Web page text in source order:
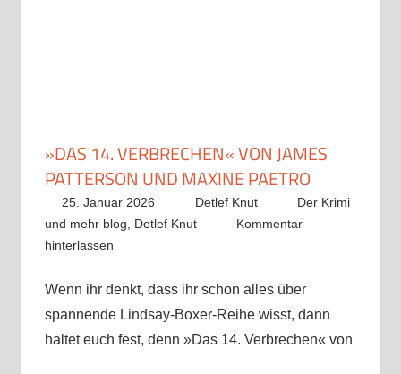
»DAS 14. VERBRECHEN« VON JAMES
PATTERSON UND MAXINE PAETRO
25. Januar 2026 Detlef Knut
Der Krimi
und mehr blog
Detlef Knut
Kommentar
hinterlassen
Wenn ihr denkt, dass ihr schon alles über
spannende Lindsay-Boxer-Reihe wisst, dann
haltet euch fest, denn »Das 14. Verbrechen« von